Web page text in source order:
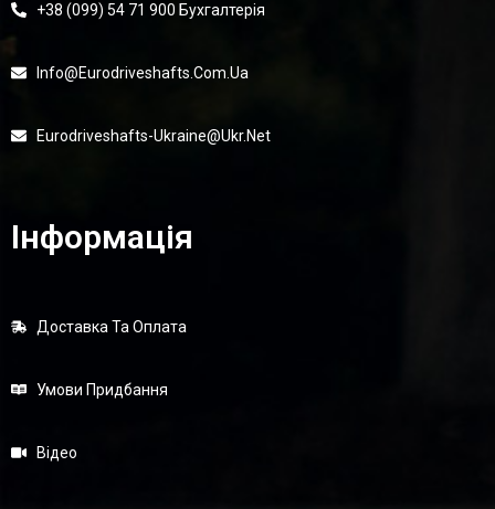
+38 (099) 54 71 900 Бухгалтерія
Info@eurodriveshafts.com.ua
Eurodriveshafts-Ukraine@ukr.net
Інформація
Доставка Та Оплата
Умови Придбання
Відео